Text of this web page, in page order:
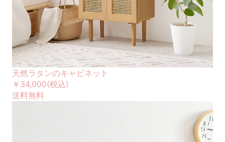
天然ラタンのキャビネット
￥34,000(税込)
送料無料